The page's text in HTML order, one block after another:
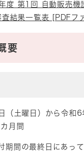
度 第1回 自動販売機
結果一覧表 [PDFフ
要
土曜日）から令和6
月間
期間の最終日にあっ